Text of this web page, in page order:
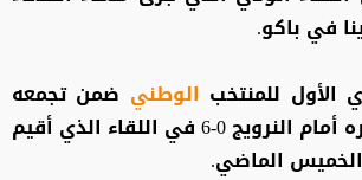
في باكو.
الأول للمنتخب الوطني ضمن تجمعه
الحالي، شهد تعثره أمام النرويج 0-6 في اللقاء الذي أقيم
الماضي.